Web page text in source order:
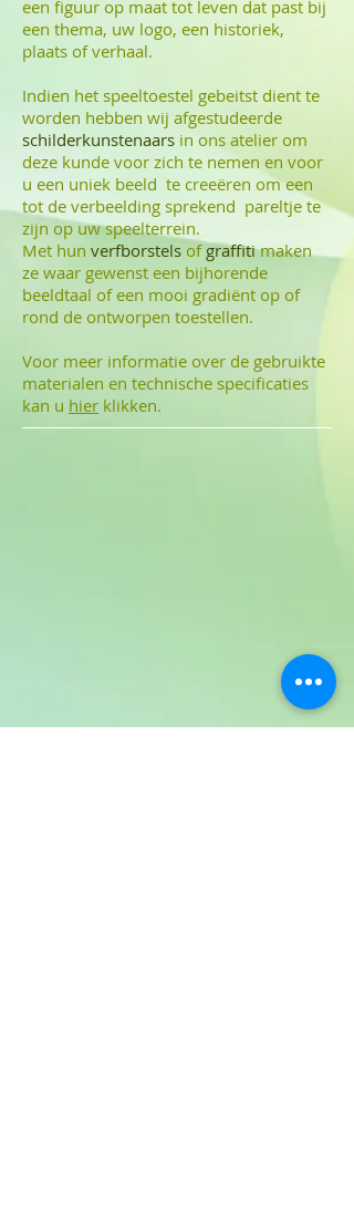
een figuur op maat tot leven dat past bij
een thema, uw logo, een historiek,
plaats of verhaal.
Indien het speeltoestel gebeitst dient te
worden hebben wij afgestudeerde
schilderkunstenaars in ons atelier om
deze kunde voor zich te nemen en voor
u een uniek beeld te creeëren om een
tot de verbeelding sprekend pareltje te
zijn op uw speelterrein.
Met hun verfborstels of graffitimaken
ze waar gewenst een bijhorende
beeldtaal of een mooi gradiënt op of
rond de ontworpen toestellen.
Voor meer informatie over de gebruikte
materialen en technische specificaties
kan u hier klikken.